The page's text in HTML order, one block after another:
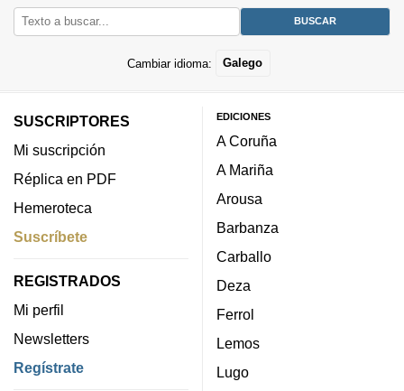
Cambiar idioma: Galego
SUSCRIPTORES
Mi suscripción
Réplica en PDF
Hemeroteca
Suscríbete
REGISTRADOS
Mi perfil
Newsletters
Regístrate
EDICIONES
A Coruña
A Mariña
Arousa
Barbanza
Carballo
Deza
Ferrol
Lemos
Lugo